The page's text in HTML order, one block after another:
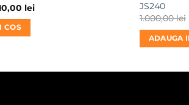
leiPrețul
COS
JS240
1.000,00lei
ADAUGA